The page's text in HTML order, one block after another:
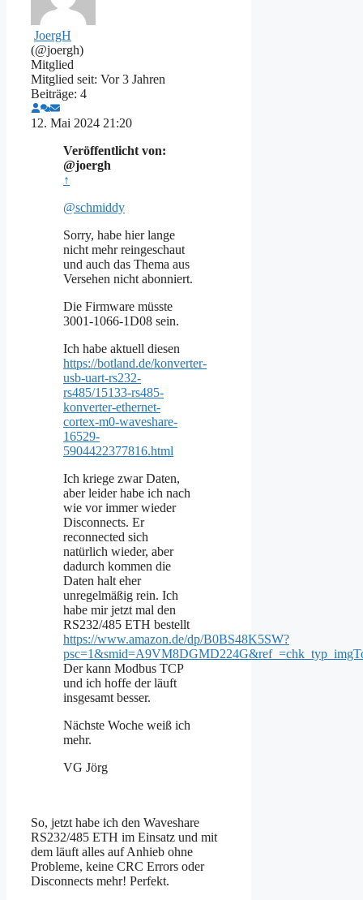
JoergH
(@joergh)
Mitglied
Mitglied seit: Vor 3 Jahren
Beiträge: 4
12. Mai 2024 21:20
Veröffentlicht von:
@joergh
↑
@schmiddy
Sorry, habe hier lange
nicht mehr reingeschaut
und auch das Thema aus
Versehen nicht abonniert.
Die Firmware müsste
3001-1066-1D08 sein.
Ich habe aktuell diesen
https://botland.de/konverter-
usb-uart-rs232-
rs485/15133-rs485-
konverter-ethernet-
cortex-m0-waveshare-
16529-
5904422377816.html
Ich kriege zwar Daten,
aber leider habe ich nach
wie vor immer wieder
Disconnects. Er
reconnected sich
natürlich wieder, aber
dadurch kommen die
Daten halt eher
unregelmäßig rein. Ich
habe mir jetzt mal den
RS232/485 ETH bestellt
https://www.amazon.de/dp/B0BS48K5SW?
Der kann Modbus TCP
und ich hoffe der läuft
insgesamt besser.
Nächste Woche weiß ich
mehr.
VG Jörg
So, jetzt habe ich den Waveshare
RS232/485 ETH im Einsatz und mit
dem läuft alles auf Anhieb ohne
Probleme, keine CRC Errors oder
Disconnects mehr! Perfekt.